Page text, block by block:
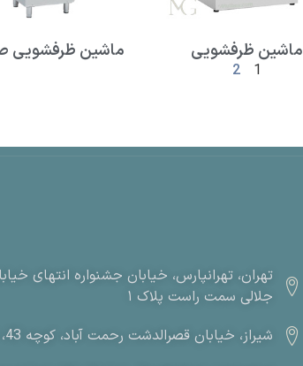
ماشین ظرفشویی ماشین ظرفشویی
1
2
تهران، تهرانپارس، خیابان جشنواره انتهای
جلالی سمت راست پلاک ۱
شیراز، خیابان قصرالدشت رحمت آباد، کوچه 43، کوچه 43/2، پلاک 64